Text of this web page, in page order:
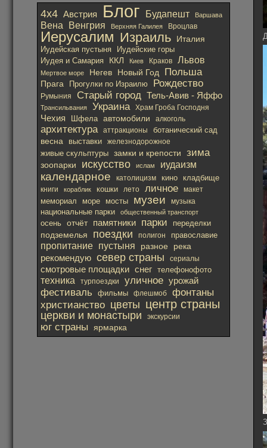
4х4 Австрия Блог Будапешт Варшава
Вена Венгрия Верхняя Галилея Вроцлав
Иерусалим Израиль Италия
Иудейская пустыня
Иудейские горы
Иудея и Самария
ККЛ Киев Краков Львов
Мертвое море Негев Новый Год Польша
Прага Прогулки по Израилю Рождество
Румыния Старый город Тель-Авив - Яффо
Трансильвания Украина Храм Гроба Господня
Чехия Шфела автомобили алкоголь
архитектура аттракционы ботанический сад
весна выставки
железнодорожное
живые скульптуры
замки и крепости зима
зоопарки искусство ислам иудаизм
календарное католицизм кино кладбище
книги кораблик кошки лето личное макет
мемориал море мосты музеи музыка
национальные парки общественный транспорт
осень отчёт памятники парки переделки
подземелья поездки полигон православие
пропитание пустыня разное река
рекомендую север страны сериалы
смотровые площадки снег телефонофото
техника турпоездки уличное урожай
фестиваль фильмы флешмоб фонтаны
христианство цветы центр страны
церкви и монастыри экскурсии
юг страны ярмарка